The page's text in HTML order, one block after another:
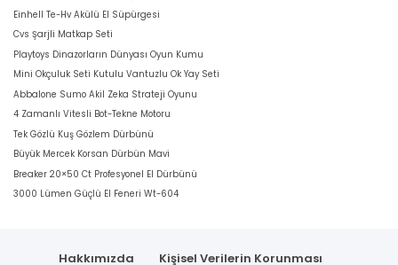
Einhell Te-Hv Akülü El Süpürgesi
Cvs Şarjli Matkap Seti
Playtoys Dinazorların Dünyası Oyun Kumu
Mini Okçuluk Seti Kutulu Vantuzlu Ok Yay Seti
Abbalone Sumo Akil Zeka Strateji Oyunu
4 Zamanlı Vitesli Bot-Tekne Motoru
Tek Gözlü Kuş Gözlem Dürbünü
Büyük Mercek Korsan Dürbün Mavi
Breaker 20×50 Ct Profesyonel El Dürbünü
3000 Lümen Güçlü El Feneri Wt-604
Hakkımızda
Kişisel Verilerin Korunması